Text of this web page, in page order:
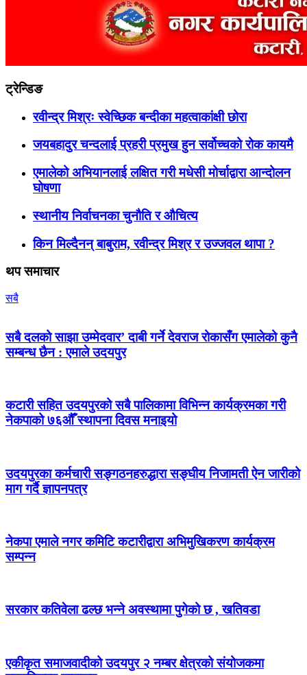
ट्रेन्डिङ
रवीन्द्र मिश्रः स्वेच्छिक बन्दीका महत्वाकांक्षी छोरा
जयबहादुर चन्दलाई प्रहरी प्रमुख हुन सर्वोच्चको रोक कायमै
एमालेको अभियानलाई लक्षित गरी मधेसी मोर्चाद्वारा आन्दोलन
घोषणा
स्थानीय निर्वाचनका चुनौति र औचित्य
किन मिल्दैनन् बाबुराम, रवीन्द्र मिश्र र उज्जवल थापा ?
थप समाचार
सबै
सबै दलको साझा उम्मेदवार’ दाबी गर्ने देवराज रोकासँग एमालेको कुनै
सम्बन्ध छैन : एमाले उदयपुर
कटारी सहित उदयपुरको सबै पालिकामा विभिन्न कार्यक्रमका गरी
नेकपाको ७६औँ स्थापना दिवस मनाइयो
उदयपुरका कर्मचारी सङ्गठनहरुद्धारा सङ्घीय निजामती ऐन जारीको
माग गर्दै ज्ञापनपत्र
नेकपा एमाले नगर कमिटि कटारीद्वारा अभिमुखिकरण कार्यक्रम
सम्पन्न
सरकार कतिवेला ढल्छ भन्ने अवस्थामा पुगेको छ , खतिवडा
एकीकृत समाजवादीको उदयपुर २ नम्बर क्षेत्रको संयोजकमा